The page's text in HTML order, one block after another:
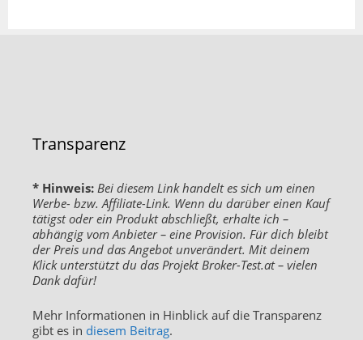
Transparenz
* Hinweis: Bei diesem Link handelt es sich um einen
Werbe- bzw. Affiliate-Link. Wenn du darüber einen Kauf
tätigst oder ein Produkt abschließt, erhalte ich –
abhängig vom Anbieter – eine Provision. Für dich bleibt
der Preis und das Angebot unverändert. Mit deinem
Klick unterstützt du das Projekt Broker-Test.at – vielen
Dank dafür!
Mehr Informationen in Hinblick auf die Transparenz
gibt es in diesem Beitrag.